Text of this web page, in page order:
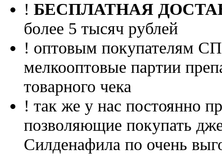
! БЕСПЛАТНАЯ
более 5 тысяч рублей
! оптовым покупателям
мелкооптовые партии
товарного чека
! так же у нас постоянно
позволяющие покупать
Силденафила по очень